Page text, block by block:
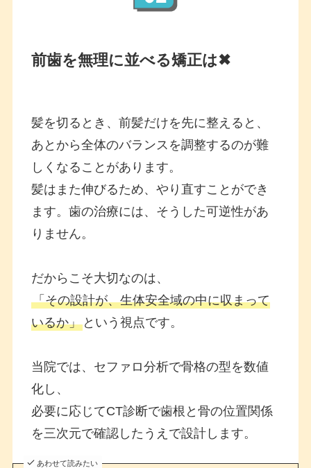
前歯を無理に並べる矯正は✖
髪を切るとき、前髪だけを先に整えると、
あとから全体のバランスを調整するのが難
しくなることがあります。
髪はまた伸びるため、やり直すことができ
ます。歯の治療には、そうした可逆性があ
りません。
だからこそ大切なのは、
「その設計が、生体安全域の中に収まって
いるか」という視点です。
当院では、セファロ分析で骨格の型を数値
化し、
必要に応じてCT診断で歯根と骨の位置関係
を三次元で確認したうえで設計します。
あわせて読みたい